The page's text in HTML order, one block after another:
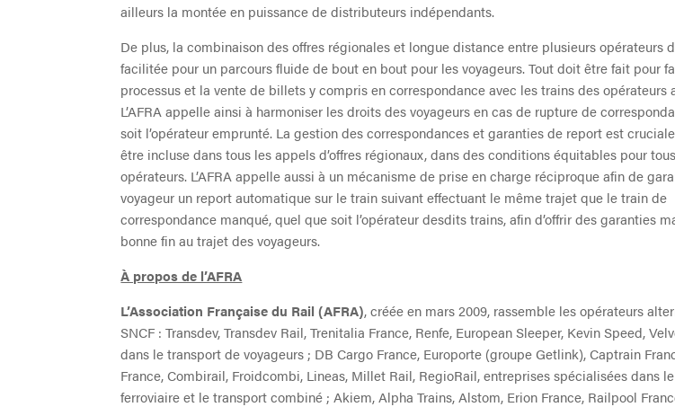
ailleurs la montée en puissance de distributeurs indépendants.
De plus, la combinaison des offres régionales et longue distance entre plusieurs opérateurs
facilitée pour un parcours fluide de bout en bout pour les voyageurs. Tout doit être fait pour
processus et la vente de billets y compris en correspondance avec les trains des opérateurs
L’AFRA appelle ainsi à harmoniser les droits des voyageurs en cas de rupture de
soit l’opérateur emprunté. La gestion des correspondances et garanties de report est
être incluse dans tous les appels d’offres régionaux, dans des conditions équitables pour
opérateurs. L’AFRA appelle aussi à un mécanisme de prise en charge réciproque afin de
voyageur un report automatique sur le train suivant effectuant le même trajet que le train de
correspondance manqué, quel que soit l’opérateur desdits trains, afin d’offrir des garanties
bonne fin au trajet des voyageurs.
À propos de l’AFRA
L’Association Française du Rail (AFRA), créée en mars 2009, rassemble les opérateurs
SNCF : Transdev, Transdev Rail, Trenitalia France, Renfe, European Sleeper, Kevin Speed,
dans le transport de voyageurs ; DB Cargo France, Europorte (groupe Getlink), Captrain
France, Combirail, Froidcombi, Lineas, Millet Rail, RegioRail, entreprises spécialisées dans
ferroviaire et le transport combiné ; Akiem, Alpha Trains, Alstom, Erion France, Railpool